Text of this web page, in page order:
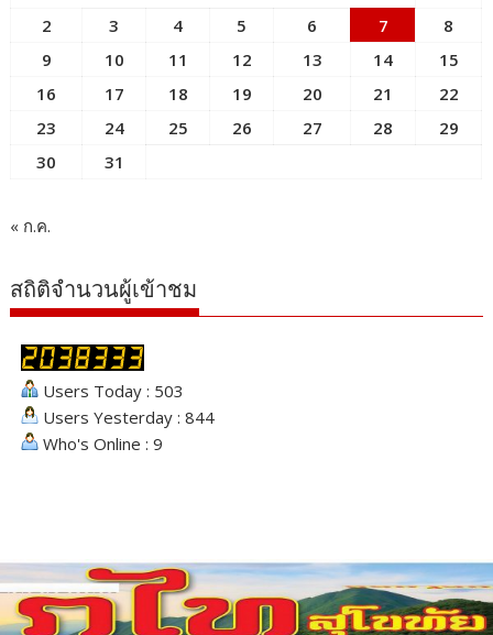
2
3 4 5 6 7
8
9
10 11 12 13 14
15
16
17 18 19 20 21
22
23
24 25 26 27 28
29
30
31
« ก.ค.
สถิติจำนวนผู้เข้าชม
Users Today : 503
Users Yesterday : 844
Who's Online : 9